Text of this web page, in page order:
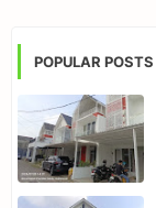
POPULAR POSTS